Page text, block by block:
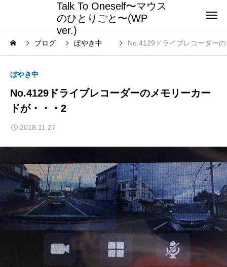
Talk To Oneself〜マウス
のひとりごと〜(WP
ver.)
ブログ ぼやき中 No.4129ドライブレコーダー
ぼやき中
No.4129ドライブレコーダーのメモリーカー
ドが・・・2
2018.11.27